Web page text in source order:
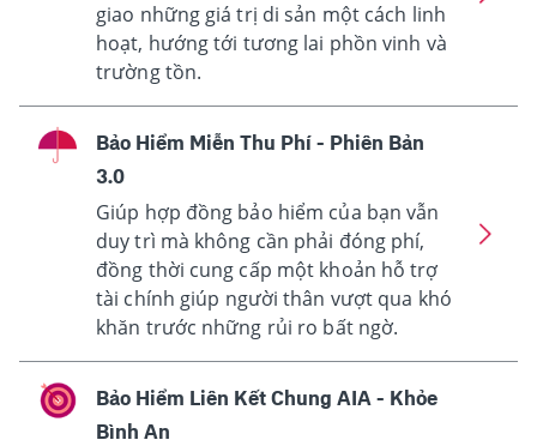
giao những giá trị di sản một cách linh
hoạt, hướng tới tương lai phồn vinh và
trường tồn.
Bảo Hiểm Miễn Thu Phí - Phiên Bản
3.0
Giúp hợp đồng bảo hiểm của bạn vẫn
duy trì mà không cần phải đóng phí,
đồng thời cung cấp một khoản hỗ trợ
tài chính giúp người thân vượt qua khó
khăn trước những rủi ro bất ngờ.
Bảo Hiểm Liên Kết Chung AIA - Khỏe
Bình An